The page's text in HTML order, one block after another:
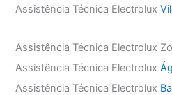
Assistência Técnica Electrolux
Assistência Técnica Electrolux
Assistência Técnica Electrolux
Assistência Técnica Electrolux